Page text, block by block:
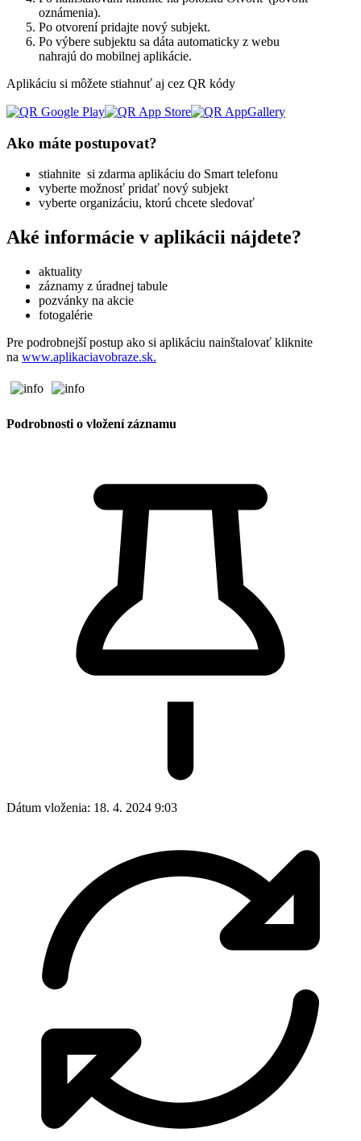
oznámenia).
Po otvorení pridajte nový subjekt.
Po výbere subjektu sa dáta automaticky z webu
nahrajú do mobilnej aplikácie.
Aplikáciu si môžete stiahnuť aj cez QR kódy
Ako máte postupovat?
stiahnite si zdarma aplikáciu do Smart telefonu
vyberte možnosť pridať nový subjekt
vyberte organizáciu, ktorú chcete sledovať
Aké informácie v aplikácii nájdete?
aktuality
záznamy z úradnej tabule
pozvánky na akcie
fotogalérie
Pre podrobnejší postup ako si aplikáciu nainštalovať kliknite
na www.aplikaciavobraze.sk.
Podrobnosti o vložení záznamu
Dátum vloženia: 18. 4. 2024 9:03